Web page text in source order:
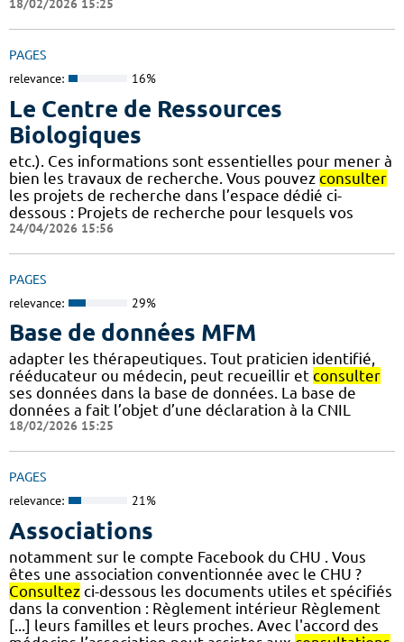
18/02/2026 15:25
PAGES
relevance: 16%
Le Centre de Ressources
Biologiques
etc.). Ces informations sont essentielles pour mener à
bien les travaux de recherche. Vous pouvez consulter
les projets de recherche dans l’espace dédié ci-
dessous : Projets de recherche pour lesquels vos
24/04/2026 15:56
PAGES
relevance: 29%
Base de données MFM
adapter les thérapeutiques. Tout praticien identifié,
rééducateur ou médecin, peut recueillir et consulter
ses données dans la base de données. La base de
données a fait l’objet d’une déclaration à la CNIL
18/02/2026 15:25
PAGES
relevance: 21%
Associations
notamment sur le compte Facebook du CHU . Vous
êtes une association conventionnée avec le CHU ?
Consultez ci-dessous les documents utiles et spécifiés
dans la convention : Règlement intérieur Règlement
[...] leurs familles et leurs proches. Avec l'accord des